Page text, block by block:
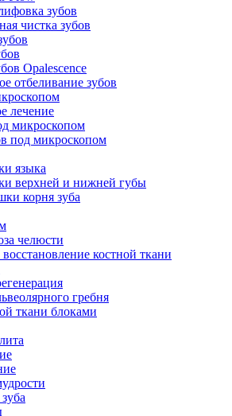
зубов
чистка зубов
Opalescence
отбеливание зубов
лечение
микроскопом
под микроскопом
языка
верхней и нижней губы
корня зуба
челюсти
костной ткани
гребня
ткани блоками